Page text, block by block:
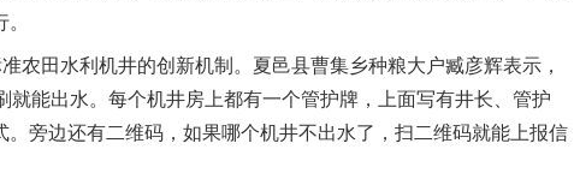
田水利机井的创新机制。夏邑县曹集乡种粮大户臧彦辉表示，
能出水。每个机井房上都有一个管护牌，上面写有井长、管护
旁边还有二维码，如果哪个机井不出水了，扫二维码就能上报信
情 巡回调解促和解.. 行业协会接连发公告